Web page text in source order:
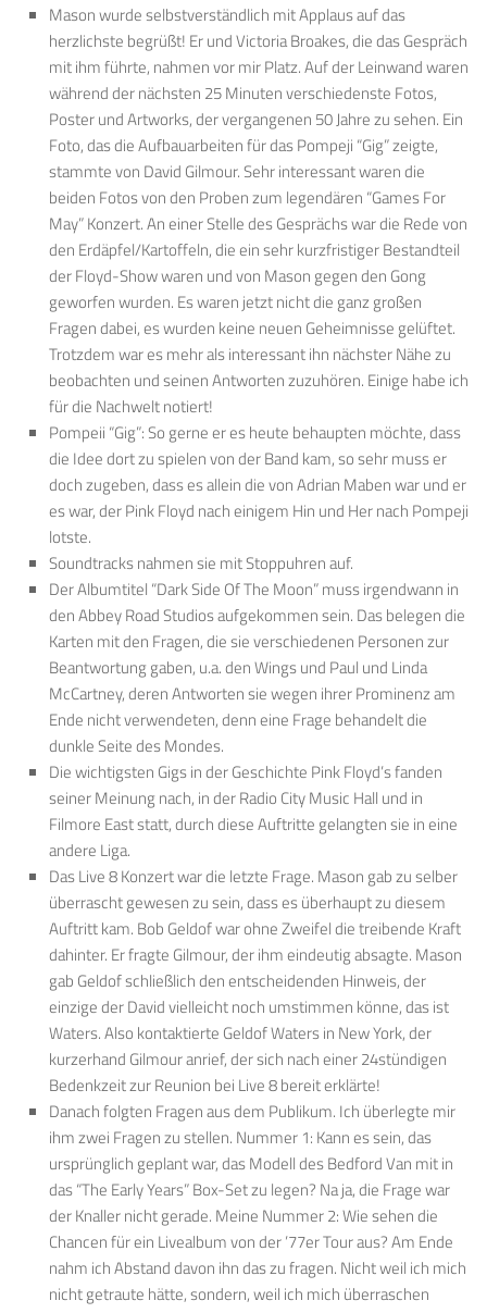
Mason wurde selbstverständlich mit Applaus auf das
herzlichste begrüßt! Er und Victoria Broakes, die das Gespräch
mit ihm führte, nahmen vor mir Platz. Auf der Leinwand waren
während der nächsten 25 Minuten verschiedenste Fotos,
Poster und Artworks, der vergangenen 50 Jahre zu sehen. Ein
Foto, das die Aufbauarbeiten für das Pompeji “Gig” zeigte,
stammte von David Gilmour. Sehr interessant waren die
beiden Fotos von den Proben zum legendären “Games For
May” Konzert. An einer Stelle des Gesprächs war die Rede von
den Erdäpfel/Kartoffeln, die ein sehr kurzfristiger Bestandteil
der Floyd-Show waren und von Mason gegen den Gong
geworfen wurden. Es waren jetzt nicht die ganz großen
Fragen dabei, es wurden keine neuen Geheimnisse gelüftet.
Trotzdem war es mehr als interessant ihn nächster Nähe zu
beobachten und seinen Antworten zuzuhören. Einige habe ich
für die Nachwelt notiert!
Pompeii “Gig”: So gerne er es heute behaupten möchte, dass
die Idee dort zu spielen von der Band kam, so sehr muss er
doch zugeben, dass es allein die von Adrian Maben war und er
es war, der Pink Floyd nach einigem Hin und Her nach Pompeji
lotste.
Soundtracks nahmen sie mit Stoppuhren auf.
Der Albumtitel “Dark Side Of The Moon” muss irgendwann in
den Abbey Road Studios aufgekommen sein. Das belegen die
Karten mit den Fragen, die sie verschiedenen Personen zur
Beantwortung gaben, u.a. den Wings und Paul und Linda
McCartney, deren Antworten sie wegen ihrer Prominenz am
Ende nicht verwendeten, denn eine Frage behandelt die
dunkle Seite des Mondes.
Die wichtigsten Gigs in der Geschichte Pink Floyd’s fanden
seiner Meinung nach, in der Radio City Music Hall und in
Filmore East statt, durch diese Auftritte gelangten sie in eine
andere Liga.
Das Live 8 Konzert war die letzte Frage. Mason gab zu selber
überrascht gewesen zu sein, dass es überhaupt zu diesem
Auftritt kam. Bob Geldof war ohne Zweifel die treibende Kraft
dahinter. Er fragte Gilmour, der ihm eindeutig absagte. Mason
gab Geldof schließlich den entscheidenden Hinweis, der
einzige der David vielleicht noch umstimmen könne, das ist
Waters. Also kontaktierte Geldof Waters in New York, der
kurzerhand Gilmour anrief, der sich nach einer 24stündigen
Bedenkzeit zur Reunion bei Live 8 bereit erklärte!
Danach folgten Fragen aus dem Publikum. Ich überlegte mir
ihm zwei Fragen zu stellen. Nummer 1: Kann es sein, das
ursprünglich geplant war, das Modell des Bedford Van mit in
das “The Early Years” Box-Set zu legen? Na ja, die Frage war
der Knaller nicht gerade. Meine Nummer 2: Wie sehen die
Chancen für ein Livealbum von der ’77er Tour aus? Am Ende
nahm ich Abstand davon ihn das zu fragen. Nicht weil ich mich
nicht getraute hätte, sondern, weil ich mich überraschen